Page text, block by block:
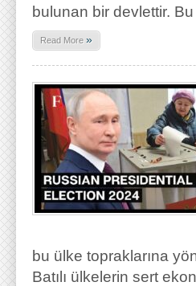
bulunan bir devlettir.
Read More »
bu ülke topraklarına
Batılı ülkelerin sert